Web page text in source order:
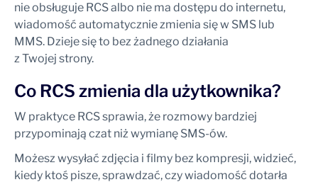
nie obsługuje RCS albo nie ma dostępu do internetu,
wiadomość automatycznie zmienia się w SMS lub
MMS. Dzieje się to bez żadnego działania
z Twojej strony.
Co RCS zmienia dla użytkownika?
W praktyce RCS sprawia, że rozmowy bardziej
przypominają czat niż wymianę SMS-ów.
Możesz wysyłać zdjęcia i filmy bez kompresji, widzieć,
kiedy ktoś pisze, sprawdzać, czy wiadomość dotarła